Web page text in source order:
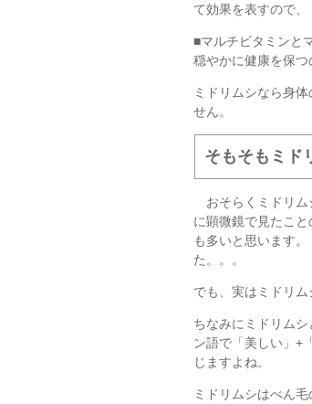
て効果を表すので
■マルチビタミンと
穏やかに健康を保つ
ミドリムシなら身
せん。
そもそもミド
おそらくミドリム
に顕微鏡で見たこ
も多いと思います
た。。。
でも、実はミドリム
ちなみにミドリム
ン語で「美しい」+
じますよね。
ミドリムシはべん